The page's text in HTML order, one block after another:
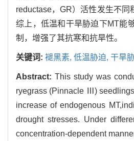
reductase，GR）活性发生不
综上，低温和干旱胁迫下MT能
制，增强了其抗寒和抗旱性。
关键词: 褪黑素, 低温胁迫, 干旱
Abstract: This study was
ryegrass (Pinnacle Ⅲ)
increase of endogenous
drought stresses. Under
concentration-dependent